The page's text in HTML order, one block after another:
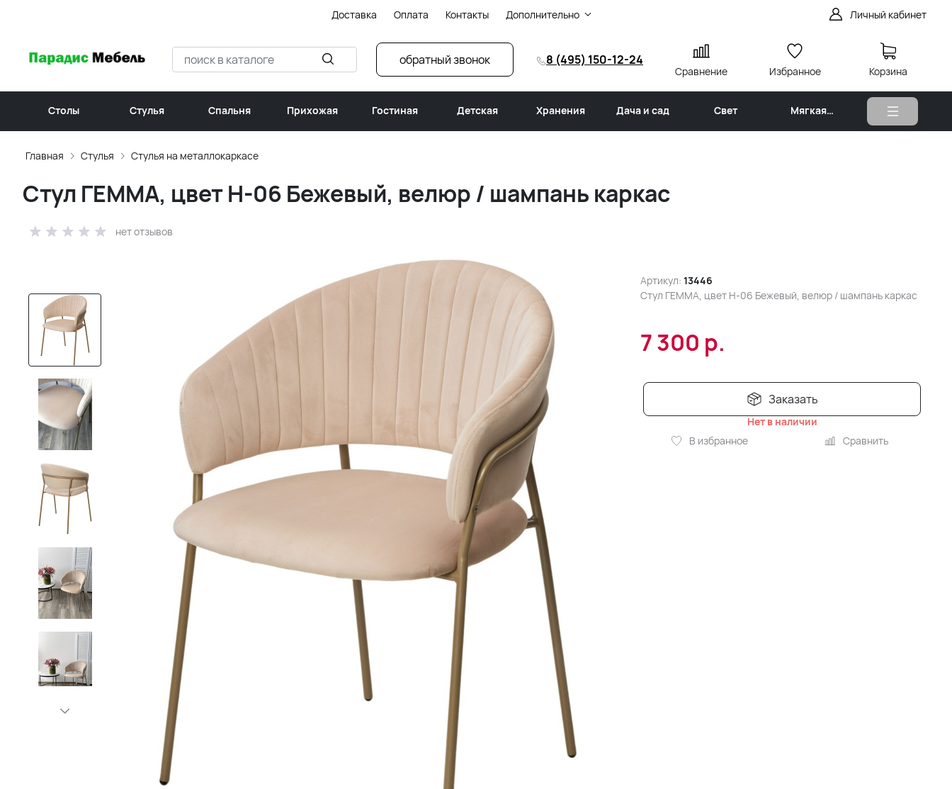
Доставка Оплата Контакты Дополнительно Личный кабинет
обратный звонок 8 (495) 150-12-24
Сравнение Избранное Корзина
Столы Стулья Спальня Прихожая Гостиная Детская Хранения Дача и сад Свет
Мягкая
Главная Стулья Стулья на металлокаркасе
Стул ГЕММА, цвет H-06 Бежевый, велюр / шампань каркас
нет отзывов
Артикул: 13446
Стул ГЕММА, цвет H-06 Бежевый, велюр / шампань каркас
7 300 р.
Заказать
Нет в наличии
В избранное
Сравнить